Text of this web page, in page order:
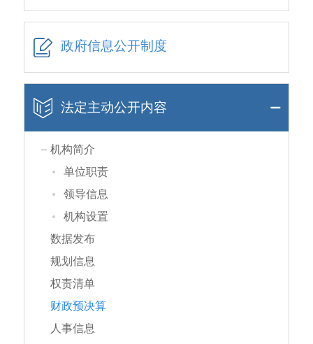
政府信息公开制度
法定主动公开内容
机构简介
单位职责
领导信息
机构设置
数据发布
规划信息
权责清单
财政预决算
人事信息